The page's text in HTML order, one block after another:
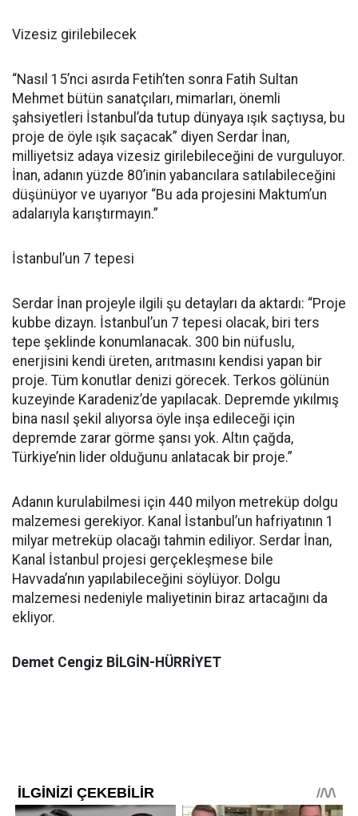
Vizesiz girilebilecek
“Nasıl 15’nci asırda Fetih’ten sonra Fatih Sultan
Mehmet bütün sanatçıları, mimarları, önemli
şahsiyetleri İstanbul’da tutup dünyaya ışık saçtıysa, bu
proje de öyle ışık saçacak” diyen Serdar İnan,
milliyetsiz adaya vizesiz girilebileceğini de vurguluyor.
İnan, adanın yüzde 80’inin yabancılara satılabileceğini
düşünüyor ve uyarıyor “Bu ada projesini Maktum’un
adalarıyla karıştırmayın.”
İstanbul’un 7 tepesi
Serdar İnan projeyle ilgili şu detayları da aktardı: “Proje
kubbe dizayn. İstanbul’un 7 tepesi olacak, biri ters
tepe şeklinde konumlanacak. 300 bin nüfuslu,
enerjisini kendi üreten, arıtmasını kendisi yapan bir
proje. Tüm konutlar denizi görecek. Terkos gölünün
kuzeyinde Karadeniz’de yapılacak. Depremde yıkılmış
bina nasıl şekil alıyorsa öyle inşa edileceği için
depremde zarar görme şansı yok. Altın çağda,
Türkiye’nin lider olduğunu anlatacak bir proje.”
Adanın kurulabilmesi için 440 milyon metreküp dolgu
malzemesi gerekiyor. Kanal İstanbul’un hafriyatının 1
milyar metreküp olacağı tahmin ediliyor. Serdar İnan,
Kanal İstanbul projesi gerçekleşmese bile
Havvada’nın yapılabileceğini söylüyor. Dolgu
malzemesi nedeniyle maliyetinin biraz artacağını da
ekliyor.
Demet Cengiz BİLGİN-HÜRRİYET